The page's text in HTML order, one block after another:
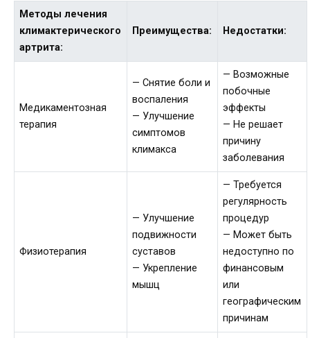
Методы лечения
климактерического
артрита:
Преимущества: Недостатки:
Медикаментозная
терапия
— Снятие боли и
воспаления
— Улучшение
симптомов
климакса
— Возможные
побочные
эффекты
— Не решает
причину
заболевания
Физиотерапия
— Улучшение
подвижности
суставов
— Укрепление
мышц
— Требуется
регулярность
процедур
— Может быть
недоступно по
финансовым
или
географическим
причинам